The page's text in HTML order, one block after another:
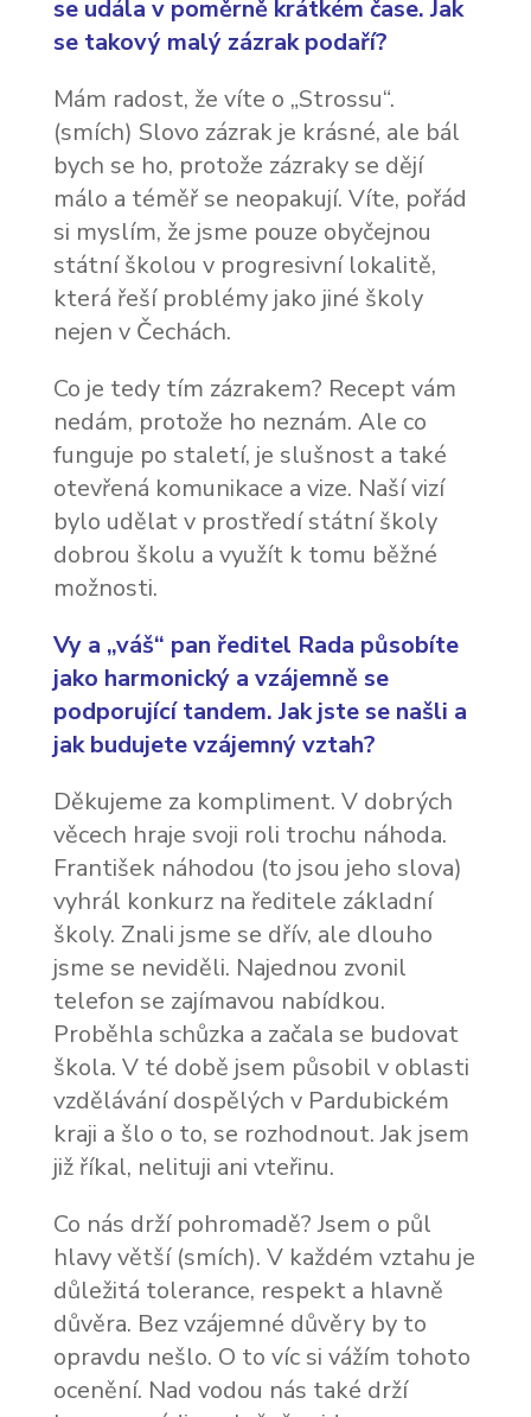
se udála v poměrně krátkém čase. Jak
se takový malý zázrak podaří?
Mám radost, že víte o „Strossu“.
(smích) Slovo zázrak je krásné, ale bál
bych se ho, protože zázraky se dějí
málo a téměř se neopakují. Víte, pořád
si myslím, že jsme pouze obyčejnou
státní školou v progresivní lokalitě,
která řeší problémy jako jiné školy
nejen v Čechách.
Co je tedy tím zázrakem? Recept vám
nedám, protože ho neznám. Ale co
funguje po staletí, je slušnost a také
otevřená komunikace a vize. Naší vizí
bylo udělat v prostředí státní školy
dobrou školu a využít k tomu běžné
možnosti.
Vy a „váš“ pan ředitel Rada působíte
jako harmonický a vzájemně se
podporující tandem. Jak jste se našli a
jak budujete vzájemný vztah?
Děkujeme za kompliment. V dobrých
věcech hraje svoji roli trochu náhoda.
František náhodou (to jsou jeho slova)
vyhrál konkurz na ředitele základní
školy. Znali jsme se dřív, ale dlouho
jsme se neviděli. Najednou zvonil
telefon se zajímavou nabídkou.
Proběhla schůzka a začala se budovat
škola. V té době jsem působil v oblasti
vzdělávání dospělých v Pardubickém
kraji a šlo o to, se rozhodnout. Jak jsem
již říkal, nelituji ani vteřinu.
Co nás drží pohromadě? Jsem o půl
hlavy větší (smích). V každém vztahu je
důležitá tolerance, respekt a hlavně
důvěra. Bez vzájemné důvěry by to
opravdu nešlo. O to víc si vážím tohoto
ocenění. Nad vodou nás také drží